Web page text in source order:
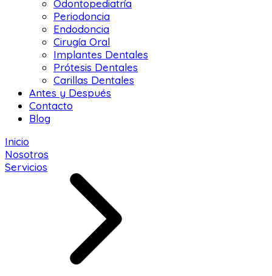
Odontopediatría
Periodoncia
Endodoncia
Cirugía Oral
Implantes Dentales
Prótesis Dentales
Carillas Dentales
Antes y Después
Contacto
Blog
Inicio
Nosotros
Servicios